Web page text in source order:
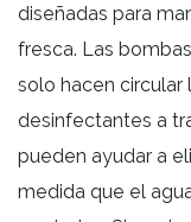
diseñadas para
fresca. Las
solo hacen
desinfectantes a
pueden ayudar a
medida que el